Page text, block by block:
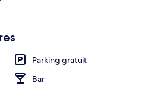
Parking gratuit
Bar